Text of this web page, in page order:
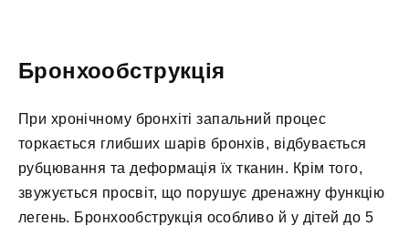
Бронхообструкція
При хронічному бронхіті запальний процес
торкається глибших шарів бронхів, відбувається
рубцювання та деформація їх тканин. Крім того,
звужується просвіт, що порушує дренажну функцію
легень. Бронхообструкція особливо й у дітей до 5